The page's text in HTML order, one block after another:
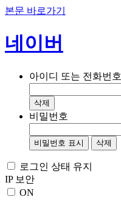
본문 바로가기
네이버
아이디 또는 전화번호
삭제
비밀번호
비밀번호 표시 삭제
로그인 상태 유지
IP 보안
ON